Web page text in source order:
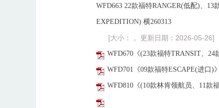
WFD663 22款福特RANGER(低配)、13
EXPEDITION) 横260313
[大小：， 更新日期：2026-05-26]
WFD670《(23款福特TRANSIT、24
WFD701《09款福特ESCAPE(进口)
WFD810《(10款林肯领航员、11款